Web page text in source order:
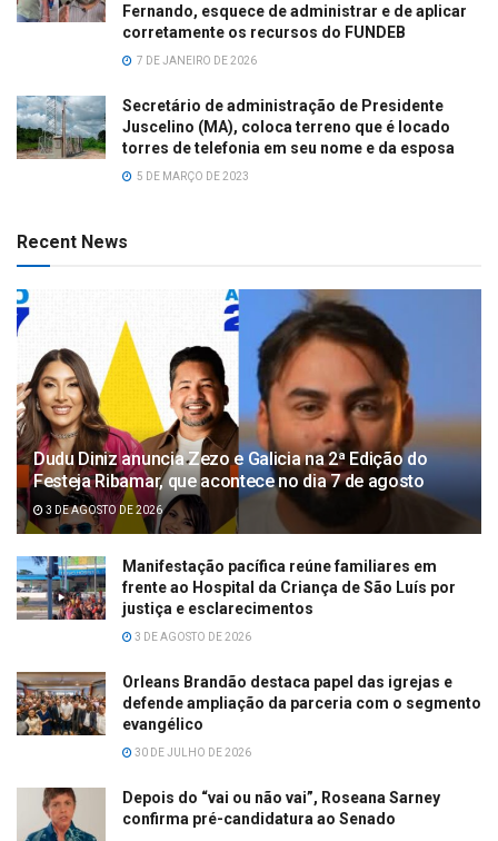
Fernando, esquece de administrar e de aplicar
corretamente os recursos do FUNDEB
7 DE JANEIRO DE 2026
Secretário de administração de Presidente
Juscelino (MA), coloca terreno que é locado
torres de telefonia em seu nome e da esposa
5 DE MARÇO DE 2023
Recent News
Dudu Diniz anuncia Zezo e Galicia na 2ª Edição do
Festeja Ribamar, que acontece no dia 7 de agosto
3 DE AGOSTO DE 2026
Manifestação pacífica reúne familiares em
frente ao Hospital da Criança de São Luís por
justiça e esclarecimentos
3 DE AGOSTO DE 2026
Orleans Brandão destaca papel das igrejas e
defende ampliação da parceria com o segmento
evangélico
30 DE JULHO DE 2026
Depois do “vai ou não vai”, Roseana Sarney
confirma pré-candidatura ao Senado